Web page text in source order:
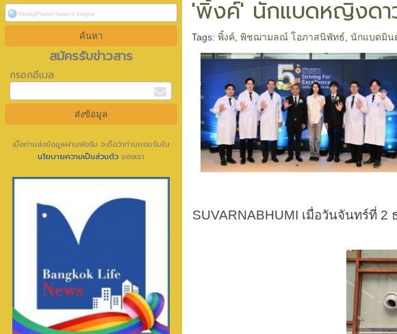
สมัครรับข่าวสาร
กรอกอีเมล
เมื่อท่านส่งข้อมูลผ่านฟอร์ม จะถือว่าท่านยอมรับใน
นโยบายความเป็นส่วนตัว ของเรา
'พิ้งค์' นักแบดหญิงดา
Tags:พิ้งค์ ,พิชฌามลณ์ โอภาสนิพัทธ์ ,นักแบดมิน
SUVARNABHUMI เมื่อวันจันทร์ที่ 2